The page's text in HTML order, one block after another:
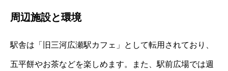
周辺施設と環境
駅舎は「旧三河広瀬駅カフェ」として転用されており、
五平餅やお茶などを楽しめます。また、駅前広場では週